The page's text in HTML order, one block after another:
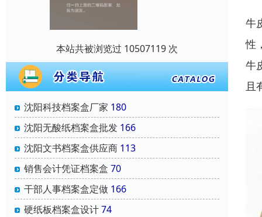
本站共被浏览过 10507119 次
沈阳科技档案盒厂家 180
沈阳无酸纸档案盒批发 166
沈阳文书档案盒供应商 113
销售会计凭证档案盒 70
干部人事档案盒定做 166
硬纸板档案盒设计74
牛
性
牛
且